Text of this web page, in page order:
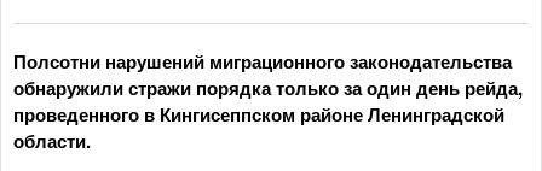
Полсотни нарушений миграционного законодательства
обнаружили стражи порядка только за один день рейда,
проведенного в Кингисеппском районе Ленинградской
области.